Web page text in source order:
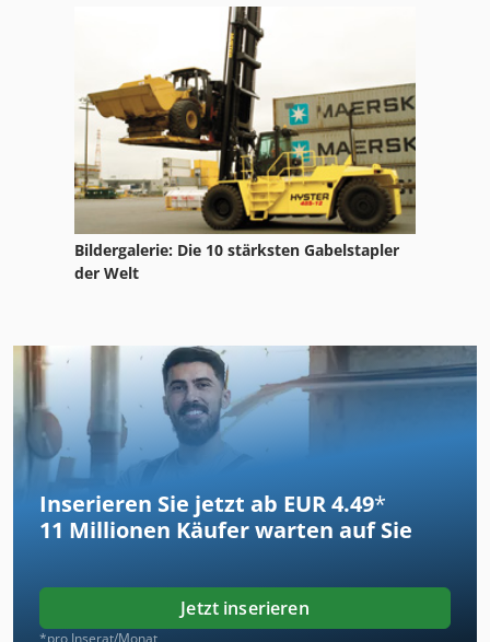
Bildergalerie: Die 10 stärksten Gabelstapler
der Welt
Inserieren Sie jetzt ab EUR 4.49*
11 Millionen Käufer warten auf Sie
Jetzt inserieren